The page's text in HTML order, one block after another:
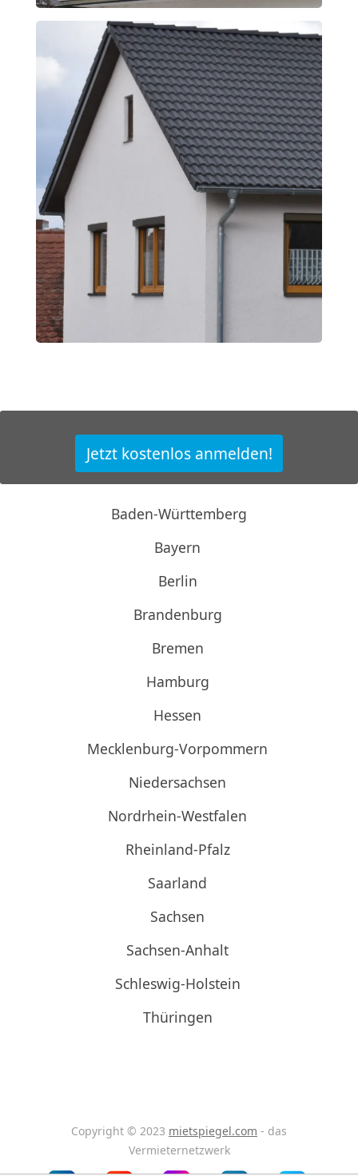
Jetzt kostenlos anmelden!
Baden-Württemberg
Bayern
Berlin
Brandenburg
Bremen
Hamburg
Hessen
Mecklenburg-Vorpommern
Niedersachsen
Nordrhein-Westfalen
Rheinland-Pfalz
Saarland
Sachsen
Sachsen-Anhalt
Schleswig-Holstein
Thüringen
Copyright © 2023 mietspiegel.com - das
Vermieternetzwerk